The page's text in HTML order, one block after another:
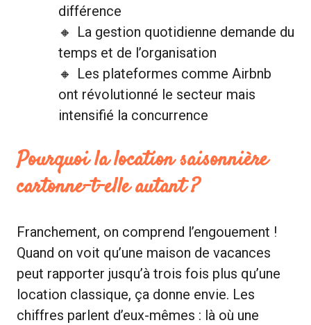
différence
La gestion quotidienne demande du
temps et de l’organisation
Les plateformes comme Airbnb
ont révolutionné le secteur mais
intensifié la concurrence
Pourquoi la location saisonnière
cartonne-t-elle autant ?
Franchement, on comprend l’engouement !
Quand on voit qu’une maison de vacances
peut rapporter jusqu’à trois fois plus qu’une
location classique, ça donne envie. Les
chiffres parlent d’eux-mêmes : là où une